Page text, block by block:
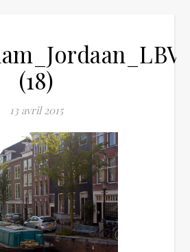
(18)
13 avril 2015